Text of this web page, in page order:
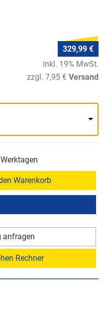
329,99 €
inkl. 19% MwSt.
zzgl. 7,95 € Versand
Warenkorb
anfragen
Rechner